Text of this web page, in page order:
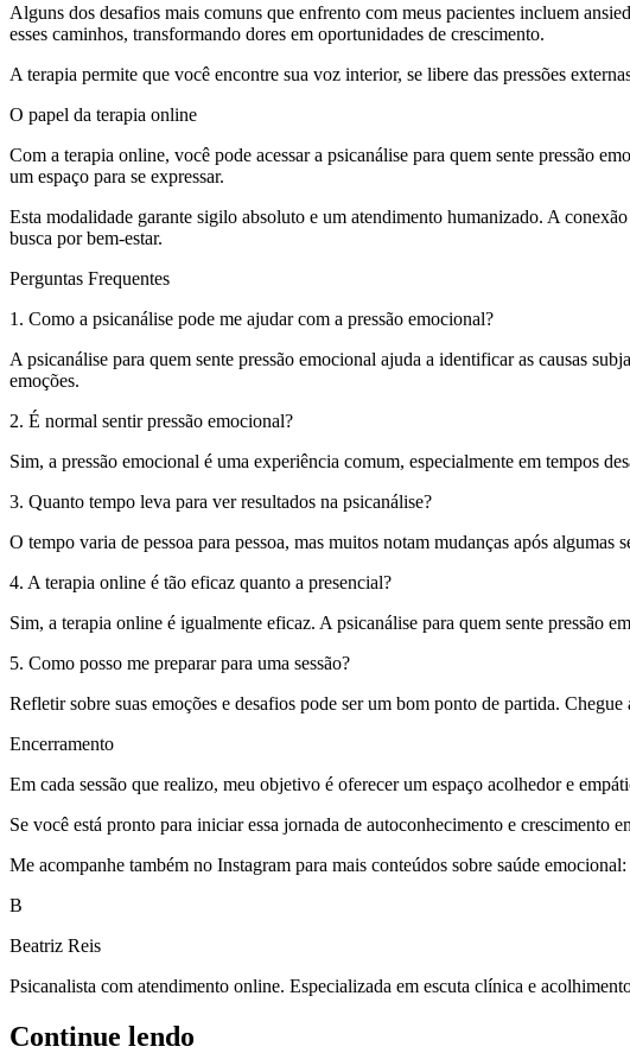
Alguns dos desafios mais comuns que enfrento com meus pacientes incluem
esses caminhos, transformando dores em oportunidades de crescimento.
A terapia permite que você encontre sua voz interior, se libere das pressões
O papel da terapia online
Com a terapia online, você pode acessar a psicanálise para quem sente pressão
um espaço para se expressar.
Esta modalidade garante sigilo absoluto e um atendimento humanizado. A
busca por bem-estar.
Perguntas Frequentes
1. Como a psicanálise pode me ajudar com a pressão emocional?
A psicanálise para quem sente pressão emocional ajuda a identificar as causas
emoções.
2. É normal sentir pressão emocional?
Sim, a pressão emocional é uma experiência comum, especialmente em tempos
3. Quanto tempo leva para ver resultados na psicanálise?
O tempo varia de pessoa para pessoa, mas muitos notam mudanças após algumas
4. A terapia online é tão eficaz quanto a presencial?
Sim, a terapia online é igualmente eficaz. A psicanálise para quem sente pressão
5. Como posso me preparar para uma sessão?
Refletir sobre suas emoções e desafios pode ser um bom ponto de partida.
Encerramento
Em cada sessão que realizo, meu objetivo é oferecer um espaço acolhedor e
Se você está pronto para iniciar essa jornada de autoconhecimento e
Me acompanhe também no Instagram para mais conteúdos sobre saúde
B
Beatriz Reis
Psicanalista com atendimento online. Especializada em escuta clínica e
Continue lendo